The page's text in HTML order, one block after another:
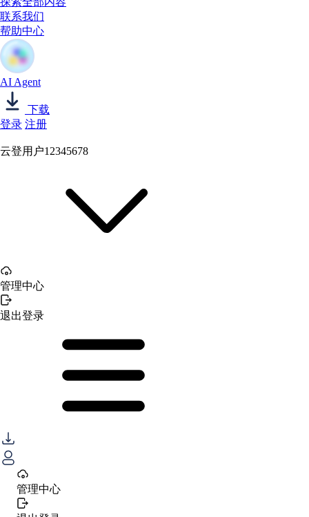
联系我们
帮助中心
AI Agent
下载
登录 注册
云登用户12345678
管理中心
退出登录
管理中心